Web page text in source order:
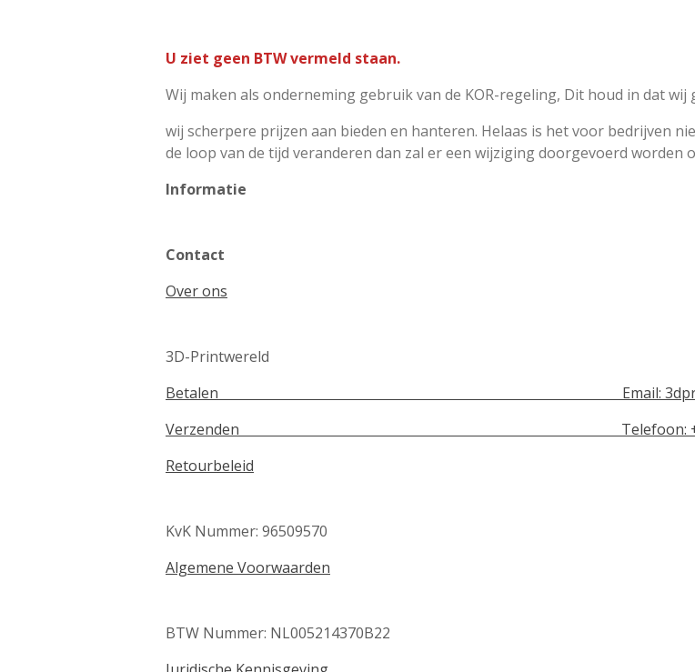
U ziet geen BTW vermeld staan.
Wij maken als onderneming gebruik van de KOR-regeling, Dit houd in dat
wij scherpere prijzen aan bieden en hanteren. Helaas is het voor bedrijven
de loop van de tijd veranderen dan zal er een wijziging doorgevoerd worden
Informatie
Contact
Over ons
3D-Printwereld
Betalen Email:
Verzenden Telefoon:
Retourbeleid
KvK Nummer: 96509570
Algemene Voorwaarden
BTW Nummer: NL005214370B22